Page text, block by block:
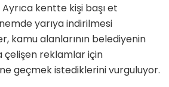
kentte kişi başı et
yarıya indirilmesi
kamu alanlarının belediyenin
çelişen reklamlar için
geçmek istediklerini vurguluyor.